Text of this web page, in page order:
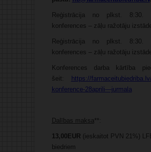
Reģistrācija no plkst. 8:30.
konferences – zāļu ražotāju
Reģistrācija no plkst. 8:30.
konferences – zāļu ražotāju
Konferences darba kārtība
šeit:
https://
konference-28aprili—jurmala
Dalības maksa**:
13,00 EUR (ieskaitot PVN 21%)
biedriem